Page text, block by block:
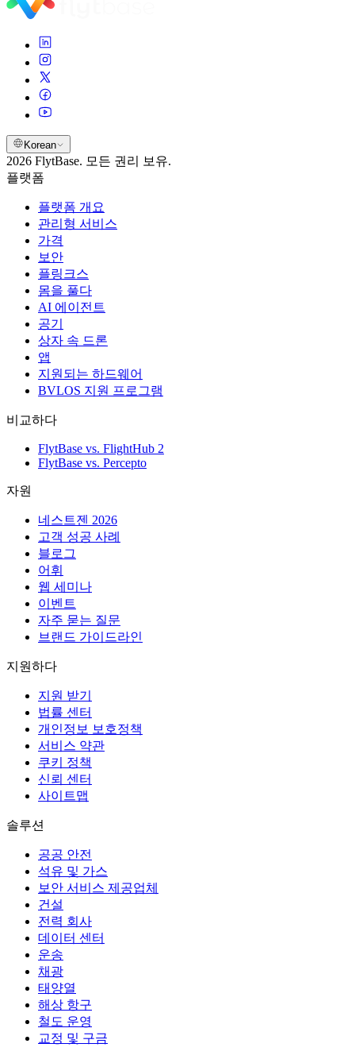
Korean
2026 FlytBase. 모든 권리 보유.
플랫폼
플랫폼 개요
관리형 서비스
가격
보안
플링크스
몸을 풀다
AI 에이전트
공기
상자 속 드론
앱
지원되는 하드웨어
BVLOS 지원 프로그램
비교하다
FlytBase vs. FlightHub 2
FlytBase vs. Percepto
자원
네스트젠 2026
고객 성공 사례
블로그
어휘
웹 세미나
이벤트
자주 묻는 질문
브랜드 가이드라인
지원하다
지원 받기
법률 센터
개인정보 보호정책
서비스 약관
쿠키 정책
신뢰 센터
사이트맵
솔루션
공공 안전
석유 및 가스
보안 서비스 제공업체
건설
전력 회사
데이터 센터
운송
채광
태양열
해상 항구
철도 운영
교정 및 구금